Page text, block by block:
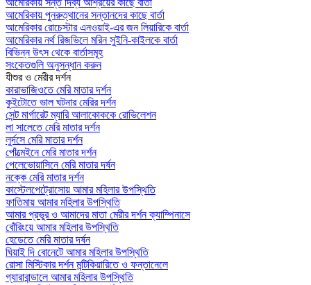
আমেরিকায় পুনরুত্থানের সন্তানদের কাছে বার্তা
আমেরিকার রোচেস্টার এনওয়াই-এর জন লিয়ারিকে বার্তা
আমেরিকার নর্থ রিজভিলে মরিন সুইনি-কাইলকে বার্তা
বিভিন্ন উৎস থেকে বার্তাসমূহ
সংকেতগুলি অনুসন্ধান করুন
যীশুর ও মেরীর দর্শন
কারাভাজিওতে মেরি মাতার দর্শন
কুইটোতে ভাল ঘটনার মেরির দর্শন
সেন্ট মার্গারেট ম্যারি আলাকোককে রোভিলেশন
লা সালেতে মেরি মাতার দর্শন
লুর্দসে মেরি মাতার দর্শন
পোঁত্মেইনে মেরি মাতার দর্শন
পেলেভোয়াসিনে মেরি মাতার দর্ষন
নক্কে মেরি মাতার দর্শন
কাস্টেলপেট্রোসোয় আমার মহিলার উপস্থিতি
ফাতিমায় আমার মহিলার উপস্থিতি
আমার প্রভুর ও আমাদের মাতা মেরীর দর্শন ক্যাম্পিনাসে
বোঁরিংয়ে আমার মহিলার উপস্থিতি
হেডেতে মেরি মাতার দর্ষন
ঘিয়াই দি বোনেটে আমার মহিলার উপস্থিতি
রোসা মিস্টিকার দর্শন মন্টিকিয়ারিতে ও ফন্তানেলে
গ্যারাবান্ডালে আমার মহিলার উপস্থিতি